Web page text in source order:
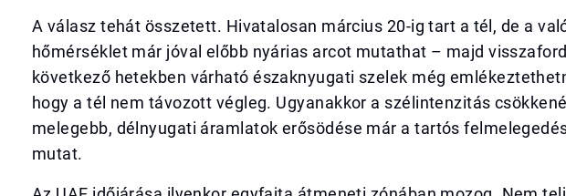
A válasz tehát összetett. Hivatalosan március 20-ig tart a tél, de a
hőmérséklet már jóval előbb nyárias arcot mutathat – majd
következő hetekben várható északnyugati szelek még
hogy a tél nem távozott végleg. Ugyanakkor a szélintenzitás
melegebb, délnyugati áramlatok erősödése már a tartós
mutat.